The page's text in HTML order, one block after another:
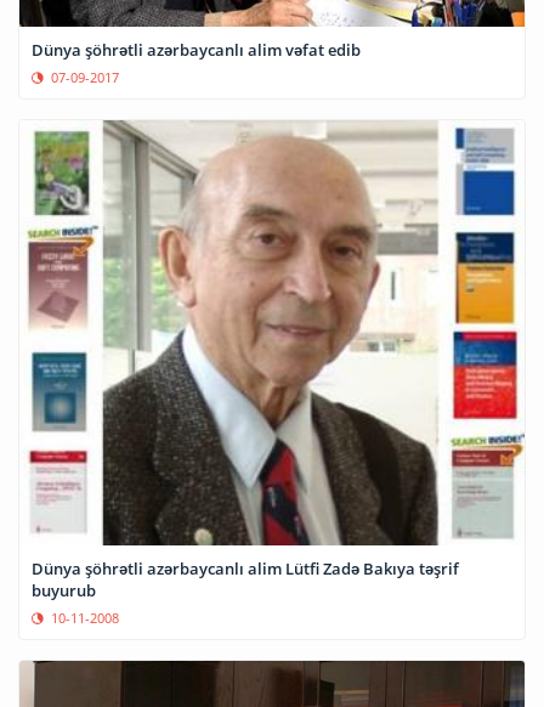
Dünya şöhrətli azərbaycanlı alim vəfat edib
07-09-2017
Dünya şöhrətli azərbaycanlı alim Lütfi Zadə Bakıya təşrif
buyurub
10-11-2008